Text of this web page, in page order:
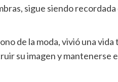
sigue siendo
de la moda, vivió una
su imagen y mantenerse